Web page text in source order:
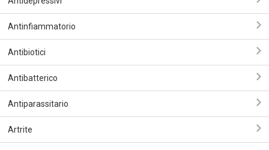
Antinfiammatorio
Antibiotici
Antibatterico
Antiparassitario
Artrite